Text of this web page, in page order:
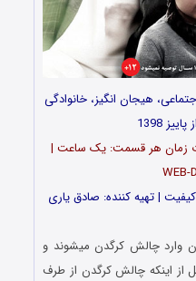
هیجان انگیز، خانوادگی
1398
قسمت | مدت زمان هر قسمت: یک ساعت |
تهیه کننده: صادق یارى
وارد چالش کرگدن میشوند و
از اینکه چالش کرگدن از طرف